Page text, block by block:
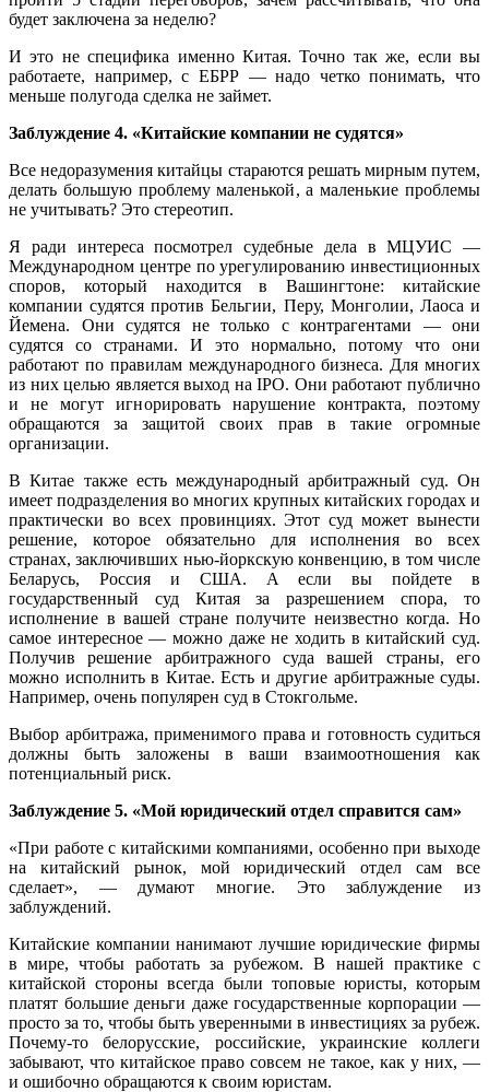
будет заключена за неделю?
И это не специфика именно Китая. Точно так же, если вы
работаете, например, с ЕБРР — надо четко понимать, что
меньше полугода сделка не займет.
Заблуждение 4. «Китайские компании не судятся»
Все недоразумения китайцы стараются решать мирным путем,
делать большую проблему маленькой, а маленькие проблемы
не учитывать? Это стереотип.
Я ради интереса посмотрел судебные дела в МЦУИС —
Международном центре по урегулированию инвестиционных
споров, который находится в Вашингтоне: китайские
компании судятся против Бельгии, Перу, Монголии, Лаоса и
Йемена. Они судятся не только с контрагентами — они
судятся со странами. И это нормально, потому что они
работают по правилам международного бизнеса. Для многих
из них целью является выход на IPO. Они работают публично
и не могут игнорировать нарушение контракта, поэтому
обращаются за защитой своих прав в такие огромные
организации.
В Китае также есть международный арбитражный суд. Он
имеет подразделения во многих крупных китайских городах и
практически во всех провинциях. Этот суд может вынести
решение, которое обязательно для исполнения во всех
странах, заключивших нью-йоркскую конвенцию, в том числе
Беларусь, Россия и США. А если вы пойдете в
государственный суд Китая за разрешением спора, то
исполнение в вашей стране получите неизвестно когда. Но
самое интересное — можно даже не ходить в китайский суд.
Получив решение арбитражного суда вашей страны, его
можно исполнить в Китае. Есть и другие арбитражные суды.
Например, очень популярен суд в Стокгольме.
Выбор арбитража, применимого права и готовность судиться
должны быть заложены в ваши взаимоотношения как
потенциальный риск.
Заблуждение 5. «Мой юридический отдел справится сам»
«При работе с китайскими компаниями, особенно при выходе
на китайский рынок, мой юридический отдел сам все
сделает», — думают многие. Это заблуждение из
заблуждений.
Китайские компании нанимают лучшие юридические фирмы
в мире, чтобы работать за рубежом. В нашей практике с
китайской стороны всегда были топовые юристы, которым
платят большие деньги даже государственные корпорации —
просто за то, чтобы быть уверенными в инвестициях за рубеж.
Почему-то белорусские, российские, украинские коллеги
забывают, что китайское право совсем не такое, как у них, —
и ошибочно обращаются к своим юристам.